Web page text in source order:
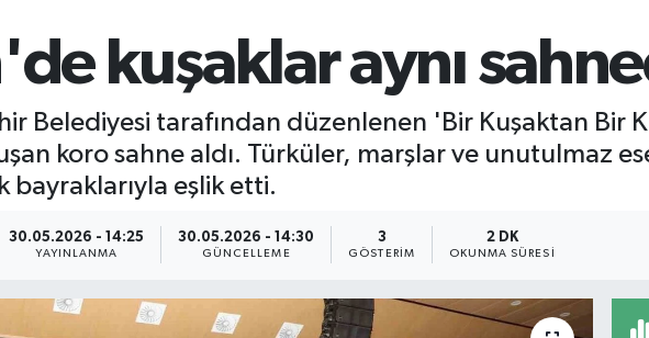
kuşaklar aynı
Belediyesi tarafından düzenlenen 'Bir Kuşaktan Bir
koro sahne aldı. Türküler, marşlar ve unutulmaz
bayraklarıyla eşlik etti.
30.05.2026 - 14:25
YAYINLANMA
30.05.2026 - 14:30
GÜNCELLEME
3
GÖSTERIM
2 DK
OKUNMA SÜRESI